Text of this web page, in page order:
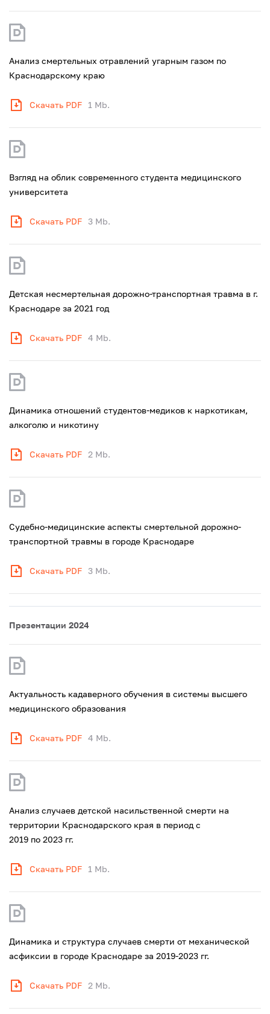
Анализ смертельных отравлений угарным газом по
Краснодарскому краю
Скачать PDF 1 Mb.
Взгляд на облик современного студента медицинского
университета
Скачать PDF 3 Mb.
Детская несмертельная дорожно-транспортная травма в г.
Краснодаре за 2021 год
Скачать PDF 4 Mb.
Динамика отношений студентов-медиков к наркотикам,
алкоголю и никотину
Скачать PDF 2 Mb.
Судебно-медицинские аспекты смертельной дорожно-
транспортной травмы в городе Краснодаре
Скачать PDF 3 Mb.
Презентации 2024
Актуальность кадаверного обучения в системы высшего
медицинского образования
Скачать PDF 4 Mb.
Анализ случаев детской насильственной смерти на
территории Краснодарского края в период с
2019 по 2023 гг.
Скачать PDF 1 Mb.
Динамика и структура случаев смерти от механической
асфиксии в городе Краснодаре за 2019-2023 гг.
Скачать PDF 2 Mb.